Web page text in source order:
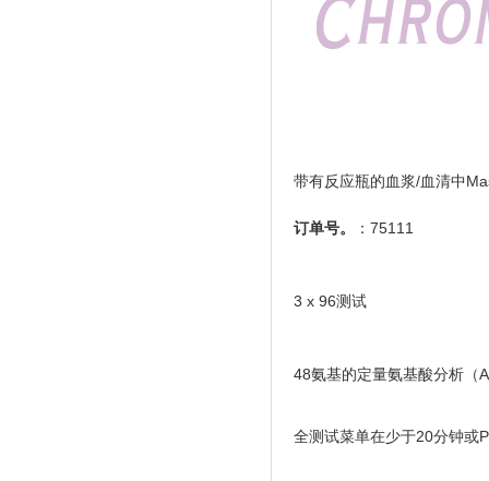
带有反应瓶的血浆/血清中
订单号。 ：75111
3 x 96测试
48氨基的定量氨基酸分析（
全测试菜单在少于20分钟或